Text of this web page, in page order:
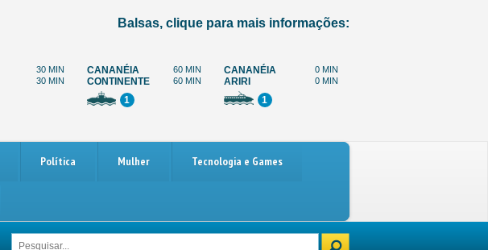
Balsas, clique para mais informações:
30 MIN
30 MIN
CANANÉIA 60 MIN
CONTINENTE 60 MIN
1
CANANÉIA 0 MIN
ARIRI 0 MIN
1
Política Mulher Tecnologia e Games
após ser arrastada por carro Paralisação dos caminhoneiros marcada para 4 de dezembro: o